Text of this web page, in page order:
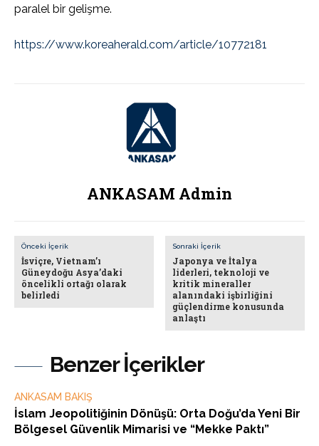
Benzer İçerikler
ANKASAM BAKIŞ
İslam Jeopolitiğinin Dönüşü: Orta Doğu’da Yeni Bir
Bölgesel Güvenlik Mimarisi ve “Mekke Paktı”
paralel bir gelişme.
https://www.koreaherald.com/article/10772181
ANKASAM Admin
Önceki İçerik
İsviçre, Vietnam’ı
Güneydoğu Asya’daki
öncelikli ortağı olarak
belirledi
Sonraki İçerik
Japonya ve İtalya
liderleri, teknoloji ve
kritik mineraller
alanındaki işbirliğini
güçlendirme konusunda
anlaştı